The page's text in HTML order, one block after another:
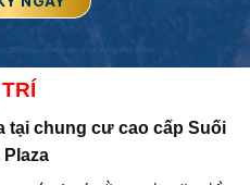
TRÍ
tại chung cư cao cấp Suối
Plaza